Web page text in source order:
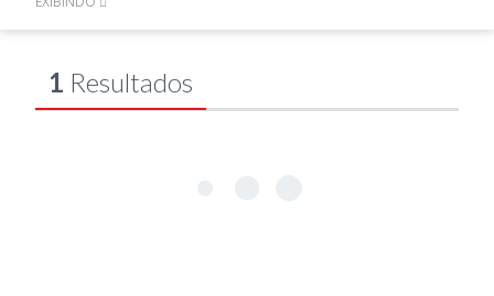
1 Resultados